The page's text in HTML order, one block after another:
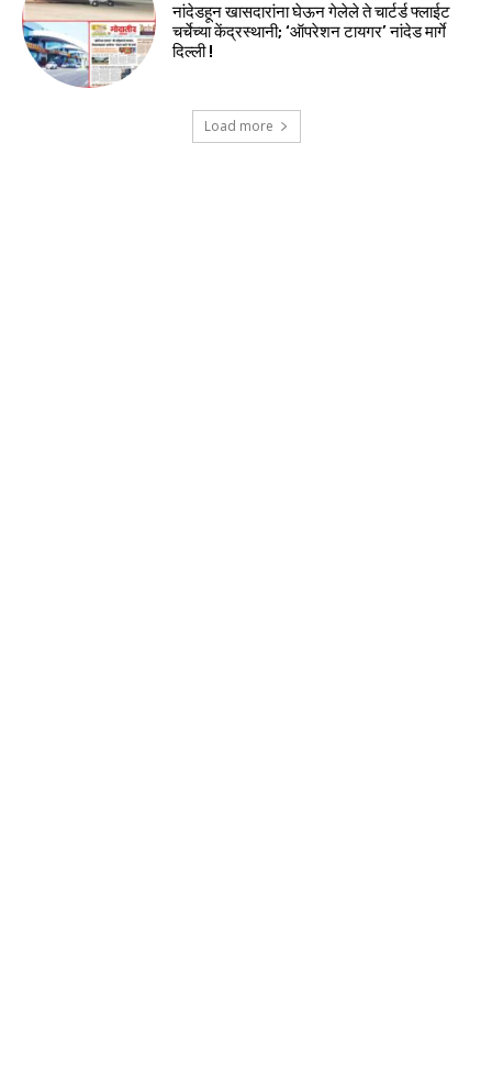
नांदेडहून खासदारांना घेऊन गेलेले ते चार्टर्ड फ्लाईट
चर्चेच्या केंद्रस्थानी; ‘ऑपरेशन टायगर’ नांदेड मार्गे
दिल्ली !
Load more